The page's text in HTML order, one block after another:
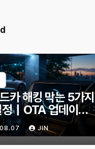
카 해킹 막는 5가지
｜OTA 업데이트
털 키까지, 지금 확
?
JIN